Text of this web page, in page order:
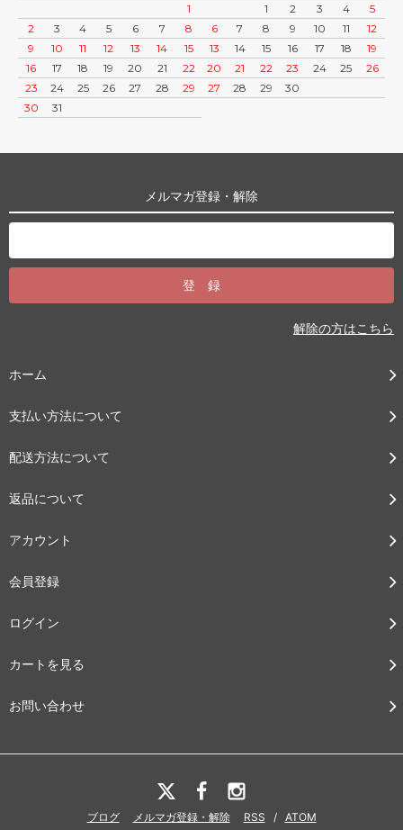
1
2
3 4 5 6 7
8
9
10 11 12 13 14
15
16
17 18 19 20 21
22
23
24 25 26 27 28
29
30
31
1
2 3 4
5
6
7 8 9 10 11
12
13
14 15 16 17 18
19
20
21 22 23 24 25
26
27
28 29 30
メルマガ登録・解除
解除の方はこちら
ホーム
支払い方法について
配送方法について
返品について
アカウント
会員登録
ログイン
カートを見る
お問い合わせ
ブログ メルマガ登録・解除 RSS / ATOM